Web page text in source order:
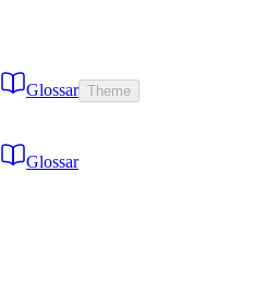
Glossar Theme
Glossar